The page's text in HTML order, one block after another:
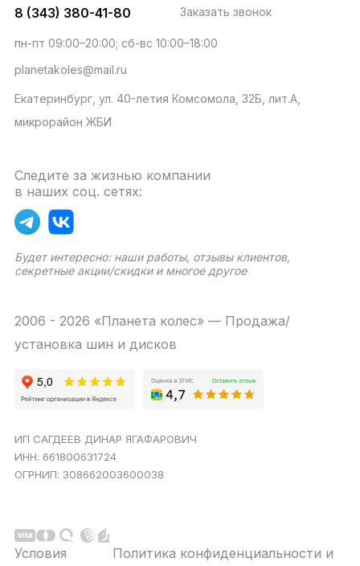
8 (343) 380-41-80 Заказать звонок
пн-пт 09:00–20:00; сб-вс 10:00–18:00
planetakoles@mail.ru
Екатеринбург, ул. 40-летия Комсомола, 32Б, лит.А,
микрорайон ЖБИ
Следите за жизнью компании
в наших соц. сетях:
Будет интересно: наши работы, отзывы клиентов,
секретные акции/скидки и многое другое
2006 - 2026 «Планета колес» — Продажа/
установка шин и дисков
ИП САГДЕЕВ ДИНАР ЯГАФАРОВИЧ
ИНН: 661800631724
ОГРНИП: 308662003600038
Условия
Политика конфиденциальности и